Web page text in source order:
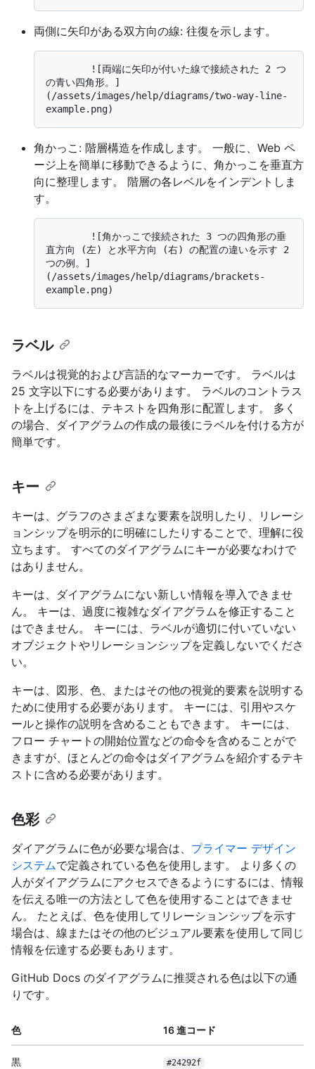
両側に矢印がある双方向の線: 往復を示します。
の青い四角形。]
(/assets/images/help/diagrams/two-way-line-
角かっこ: 階層構造を作成します。 一般に、Web ペ
ージ上を簡単に移動できるように、角かっこを垂直方
向に整理します。 階層の各レベルをインデントしま
す。
直方向 (左) と水平方向 (右) の配置の違いを示す 2
つの例。]
(/assets/images/help/diagrams/brackets-
ラベル
ラベルは視覚的および言語的なマーカーです。 ラベルは
25 文字以下にする必要があります。 ラベルのコントラス
トを上げるには、テキストを四角形に配置します。 多く
の場合、ダイアグラムの作成の最後にラベルを付ける方が
簡単です。
キー
キーは、グラフのさまざまな要素を説明したり、リレーシ
ョンシップを明示的に明確にしたりすることで、理解に役
立ちます。 すべてのダイアグラムにキーが必要なわけで
はありません。
キーは、ダイアグラムにない新しい情報を導入できませ
ん。 キーは、過度に複雑なダイアグラムを修正すること
はできません。 キーには、ラベルが適切に付いていない
オブジェクトやリレーションシップを定義しないでくださ
い。
キーは、図形、色、またはその他の視覚的要素を説明する
ために使用する必要があります。 キーには、引用やスケ
ールと操作の説明を含めることもできます。 キーには、
フロー チャートの開始位置などの命令を含めることがで
きますが、ほとんどの命令はダイアグラムを紹介するテキ
ストに含める必要があります。
色彩
ダイアグラムに色が必要な場合は、 プライマー デザイン
システムで定義されている色を使用します。 より多くの
人がダイアグラムにアクセスできるようにするには、情報
を伝える唯一の方法として色を使用することはできませ
ん。 たとえば、色を使用してリレーションシップを示す
場合は、線またはその他のビジュアル要素を使用して同じ
情報を伝達する必要もあります。
GitHub Docs のダイアグラムに推奨される色は以下の通
りです。
色 16 進コード
黒 #24292f